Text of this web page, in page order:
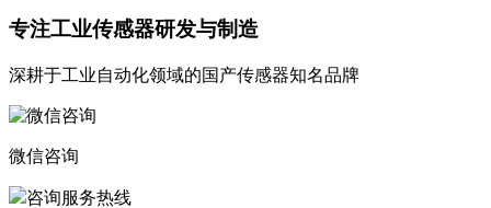
专注工业传感器研发与制造
深耕于工业自动化领域的国产传感器知名品牌
微信咨询
咨询服务热线